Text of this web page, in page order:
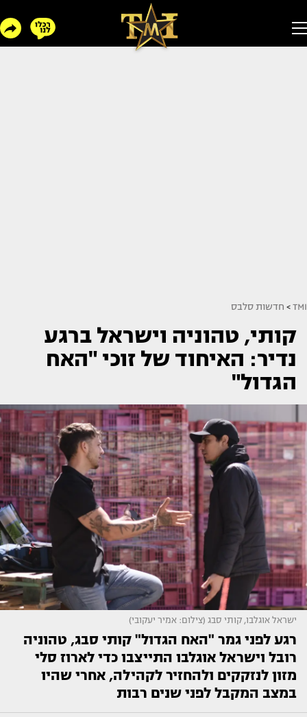
TMI
> חדשות סלבס
קותי, טהוניה וישראל ברגע
נדיר: האיחוד של זוכי "האח
הגדול"
ישראל אוגלבו, קותי סבג (צילום: אמיר יעקובי)
רגע לפני גמר "האח הגדול" קותי סבג, טהוניה
רובל וישראל אוגלבו התייצבו כדי לארוז סלי
מזון לנזקקים ולהחזיר לקהילה, אחרי שהיו
במצב המקבל לפני שנים רבות